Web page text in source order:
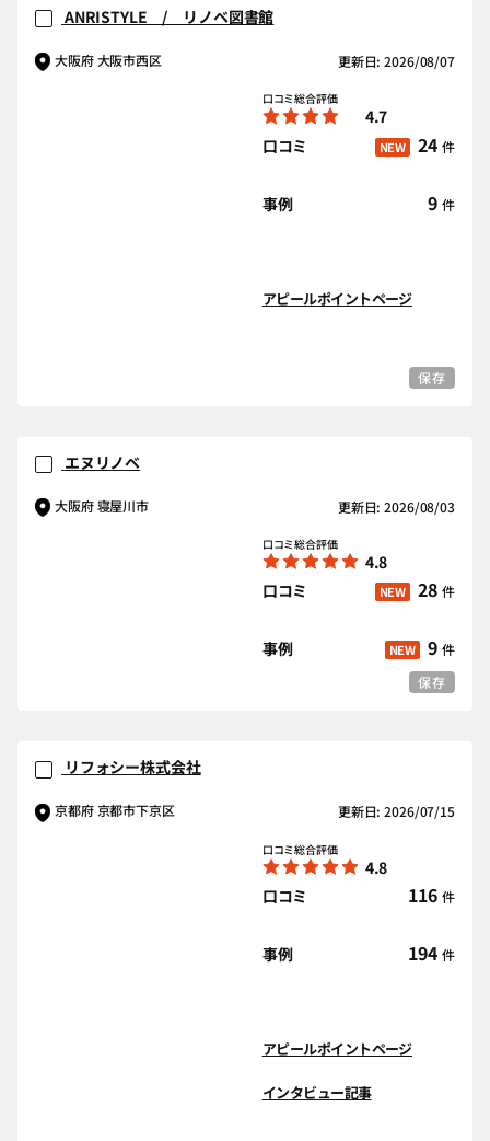
ANRISTYLE / リノベ図書館
大阪府 大阪市西区 更新日: 2026/08/07
口コミ総合評価
4.7
口コミ
NEW 24 件
事例 9 件
アピールポイントページ
保存
エヌリノベ
大阪府 寝屋川市 更新日: 2026/08/03
口コミ総合評価
4.8
口コミ
NEW 28 件
事例 NEW 9 件
保存
リフォシー株式会社
京都府 京都市下京区 更新日: 2026/07/15
口コミ総合評価
4.8
口コミ
116 件
事例 194 件
アピールポイントページ
インタビュー記事